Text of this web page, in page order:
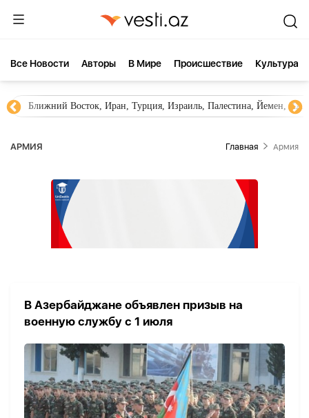
Все Новости Aвторы В Мире Происшествие Культура
Ближний Восток, Иран, Турция, Израиль, Палестина, Йемен,
АРМИЯ Главная Армия
В Азербайджане объявлен призыв на
военную службу с 1 июля